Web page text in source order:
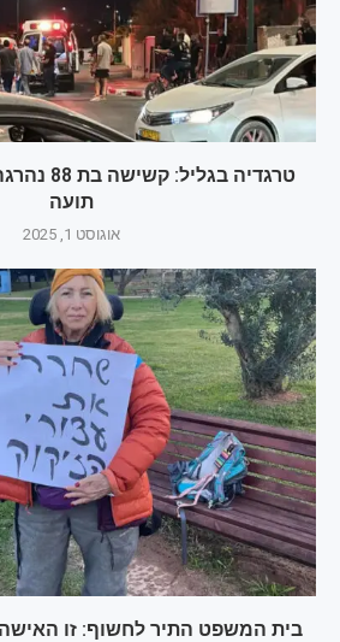
טרגדיה
תועה
אוגוסט 1, 2025
בית המשפט התיר לחשוף: זו